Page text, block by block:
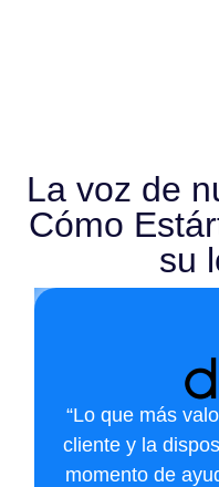
La voz de
Cómo
su
“Lo que más
cliente y la
momento de